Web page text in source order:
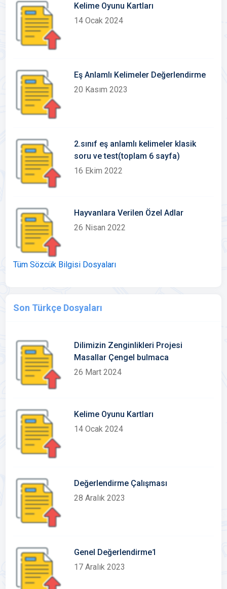
Kelime Oyunu Kartları
14 Ocak 2024
Eş Anlamlı Kelimeler Değerlendirme
20 Kasım 2023
2.sınıf eş anlamlı kelimeler klasik
soru ve test(toplam 6 sayfa)
16 Ekim 2022
Hayvanlara Verilen Özel Adlar
26 Nisan 2022
Tüm Sözcük Bilgisi Dosyaları
Son Türkçe Dosyaları
Dilimizin Zenginlikleri Projesi
Masallar Çengel bulmaca
26 Mart 2024
Kelime Oyunu Kartları
14 Ocak 2024
Değerlendirme Çalışması
28 Aralık 2023
Genel Değerlendirme1
17 Aralık 2023